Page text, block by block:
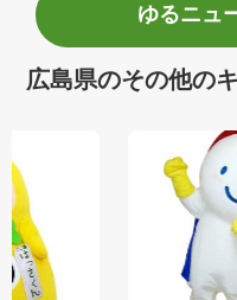
ゆるニュ
広島県のその他の